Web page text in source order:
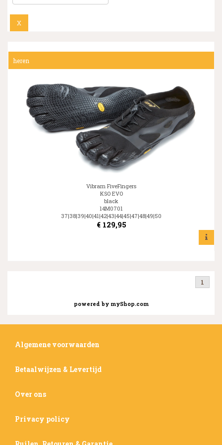
X
heren
Vibram FiveFingers
KSO EVO
black
14M0701
37|38|39|40|41|42|43|44|45|47|48|49|50
€ 129,95
1
powered by myShop.com
Algemene voorwaarden
Betaalwijzen & Levertijd
Over ons
Privacy policy